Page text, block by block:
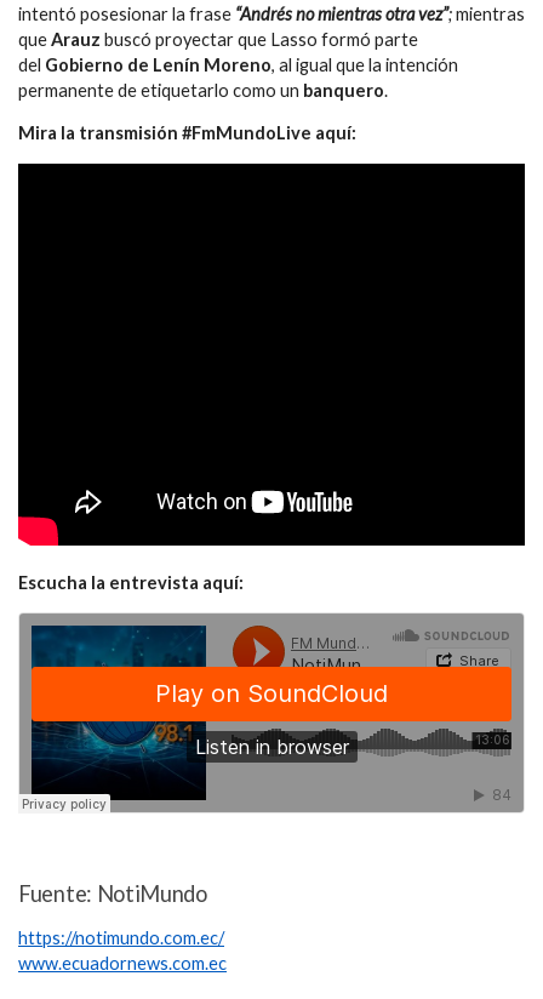
intentó posesionar la frase “Andrés no mientras otra vez”;mientras
queArauz buscó proyectar que Lasso formó parte
del Gobierno de Lenín Moreno, al igual que la intención
permanente de etiquetarlo como un banquero.
Mira la transmisión #FmMundoLive aquí:
Escucha la entrevista aquí:
Fuente: NotiMundo
https://notimundo.com.ec/
www.ecuadornews.com.ec